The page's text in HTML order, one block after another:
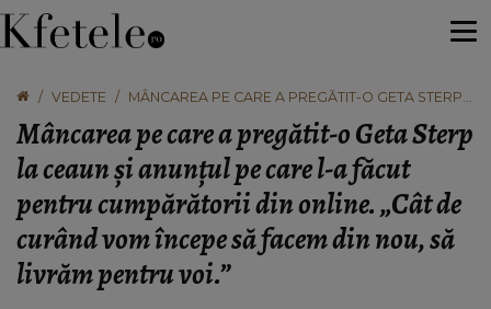
VEDETE
MÂNCAREA PE CARE A PREGĂTIT-O GETA STERP
PENTRU CUMPĂRĂTORII DIN ONLINE. „CÂT DE
CURÂND VOM ÎNCEPE SĂ FACEM DIN NOU, SĂ
LIVRĂM PENTRU VOI.”
Mâncarea pe care a pregătit-o Geta Sterp
la ceaun și anunțul pe care l-a făcut
pentru cumpărătorii din online. „Cât de
curând vom începe să facem din nou, să
livrăm pentru voi.”